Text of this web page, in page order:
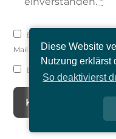
Diese Website
Nutzung erklärst
So deaktivierst
Benachrichtige mich
Mail.
Benachrichtige mich